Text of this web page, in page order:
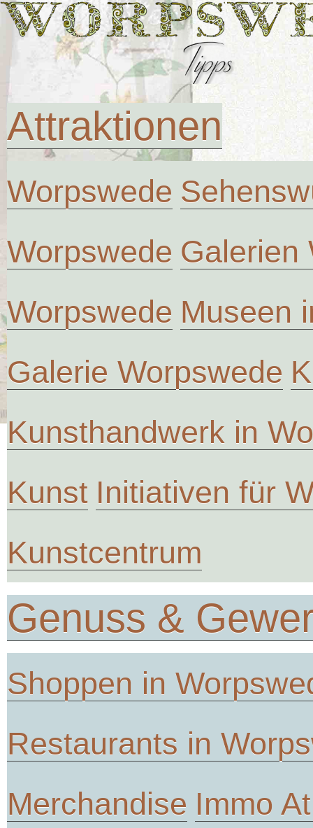
Attraktionen
Worpswede
Worpswede Galerien
Worpswede Museen
Galerie Worpswede
Kunsthandwerk in
Kunst Initiativen für
Kunstcentrum
Genuss &
Shoppen in
Restaurants in
Merchandise Immo